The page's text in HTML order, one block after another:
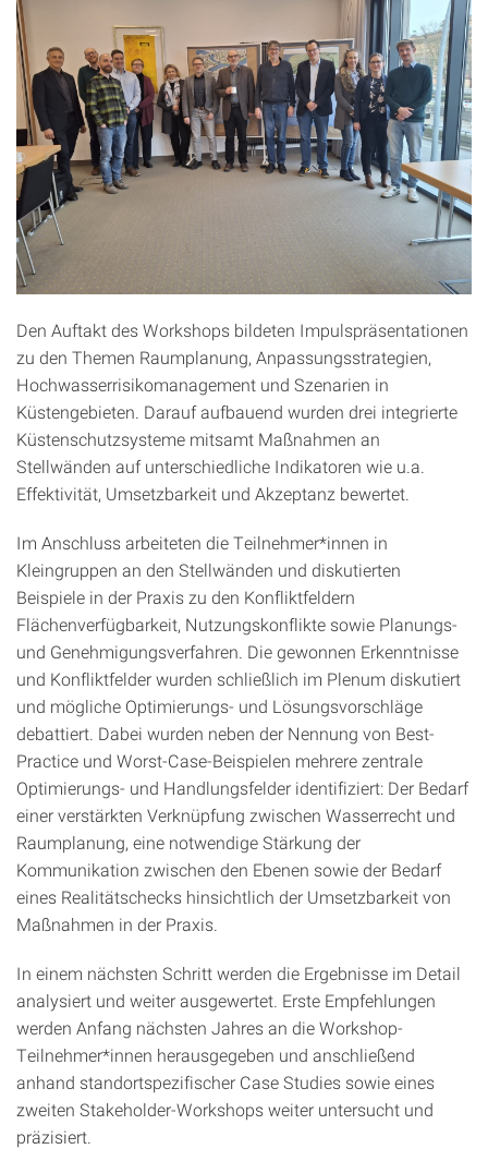
Den Auftakt des Workshops bildeten Impulspräsentationen
zu den Themen Raumplanung, Anpassungsstrategien,
Hochwasserrisikomanagement und Szenarien in
Küstengebieten. Darauf aufbauend wurden drei integrierte
Küstenschutzsysteme mitsamt Maßnahmen an
Stellwänden auf unterschiedliche Indikatoren wie u.a.
Effektivität, Umsetzbarkeit und Akzeptanz bewertet.
Im Anschluss arbeiteten die Teilnehmer*innen in
Kleingruppen an den Stellwänden und diskutierten
Beispiele in der Praxis zu den Konfliktfeldern
Flächenverfügbarkeit, Nutzungskonflikte sowie Planungs-
und Genehmigungsverfahren. Die gewonnen Erkenntnisse
und Konfliktfelder wurden schließlich im Plenum diskutiert
und mögliche Optimierungs- und Lösungsvorschläge
debattiert. Dabei wurden neben der Nennung von Best-
Practice und Worst-Case-Beispielen mehrere zentrale
Optimierungs- und Handlungsfelder identifiziert: Der Bedarf
einer verstärkten Verknüpfung zwischen Wasserrecht und
Raumplanung, eine notwendige Stärkung der
Kommunikation zwischen den Ebenen sowie der Bedarf
eines Realitätschecks hinsichtlich der Umsetzbarkeit von
Maßnahmen in der Praxis.
In einem nächsten Schritt werden die Ergebnisse im Detail
analysiert und weiter ausgewertet. Erste Empfehlungen
werden Anfang nächsten Jahres an die Workshop-
Teilnehmer*innen herausgegeben und anschließend
anhand standortspezifischer Case Studies sowie eines
zweiten Stakeholder-Workshops weiter untersucht und
präzisiert.